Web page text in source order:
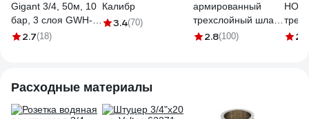
Gigant 3/4, 50м, 10
бар, 3 слоя GWH-
082.7(18)
Калибр
3.4(70)
армированный
трехслойный шланг
РОСТОК КЛАССИК
2.8(100) 2.2
Расходные материалы